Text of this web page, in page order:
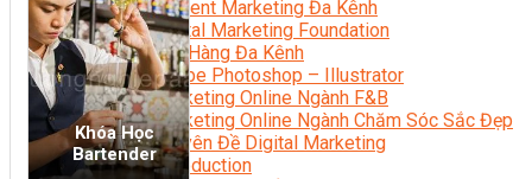
Content Marketing Đa Kênh
Digital Marketing Foundation
Bán Hàng Đa Kênh
Adobe Photoshop – Illustrator
Marketing Online Ngành F&B
Marketing Online Ngành Chăm Sóc Sắc Đẹp
Chuyên Đề Digital Marketing
Media Production
Khóa Học
Bartender